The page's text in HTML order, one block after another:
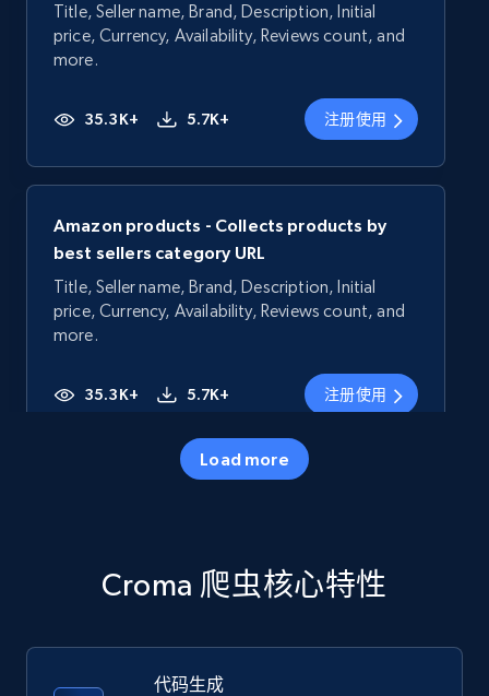
Title, Seller name, Brand, Description, Initial
price, Currency, Availability, Reviews count, and
more.
35.3K+ 5.7K+ 注册使用
Amazon products - Collects products by
best sellers category URL
Title, Seller name, Brand, Description, Initial
price, Currency, Availability, Reviews count, and
more.
35.3K+ 5.7K+ 注册使用
price, Currency, Availability, Reviews count, and
Load more
Croma 爬虫核心特性
代码生成